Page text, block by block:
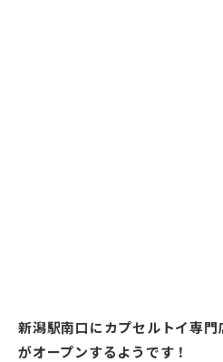
新潟駅南口にカプセルトイ専門
がオープンするようです！